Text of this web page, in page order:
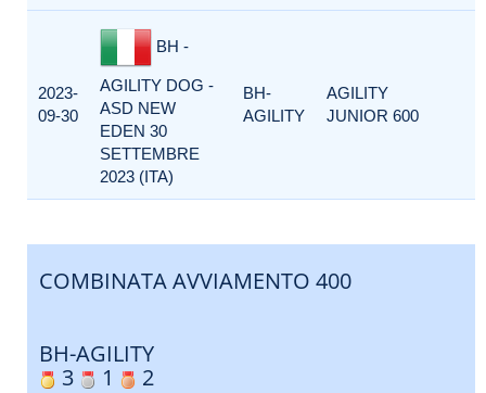
2023-
09-30
BH -
AGILITY DOG -
ASD NEW
EDEN 30
SETTEMBRE
2023 (ITA)
BH-
AGILITY
AGILITY
JUNIOR 600
COMBINATA AVVIAMENTO 400
BH-AGILITY
3
1 2